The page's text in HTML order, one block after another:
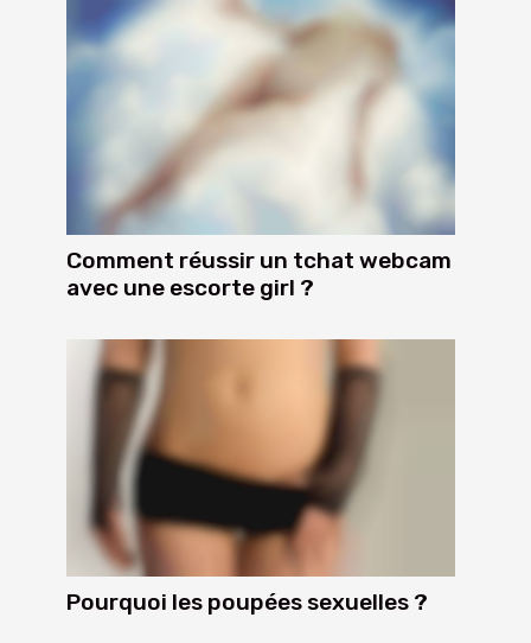
Comment réussir un tchat webcam
avec une escorte girl ?
Pourquoi les poupées sexuelles ?